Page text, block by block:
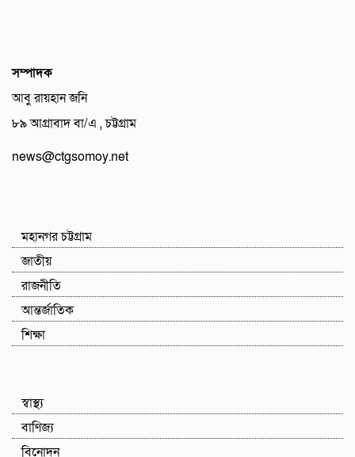
সম্পাদক
আবু রায়হান জনি
৮৯ আগ্রাবাদ বা/এ , চট্টগ্রাম
news@ctgsomoy.net
মহানগর চট্টগ্রাম
জাতীয়
রাজনীতি
আন্তর্জাতিক
শিক্ষা
স্বাস্থ্য
বাণিজ্য
বিনোদন